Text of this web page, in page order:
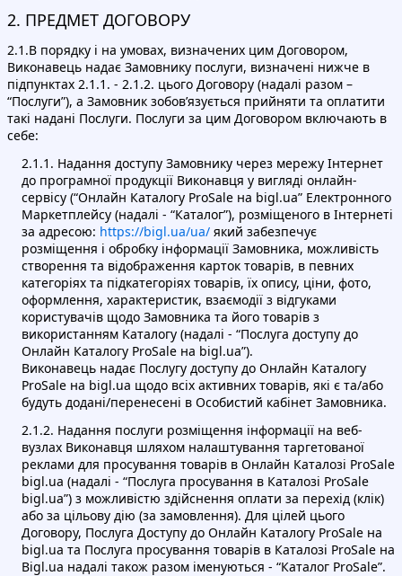
2. ПРЕДМЕТ ДОГОВОРУ
2.1.В порядку і на умовах, визначених цим Договором,
Виконавець надає Замовнику послуги, визначені нижче в
підпунктах 2.1.1. - 2.1.2. цього Договору (надалі разом –
“Послуги”), а Замовник зобов’язується прийняти та оплатити
такі надані Послуги. Послуги за цим Договором включають в
себе:
2.1.1. Надання доступу Замовнику через мережу Інтернет
до програмної продукції Виконавця у вигляді онлайн-
сервісу (“Онлайн Каталогу ProSale на bigl.ua” Електронного
Маркетплейсу (надалі - “Каталог”), розміщеного в Інтернеті
за адресою: https://bigl.ua/ua/ який забезпечує
розміщення і обробку інформації Замовника, можливість
створення та відображення карток товарів, в певних
категоріях та підкатегоріях товарів, їх опису, ціни, фото,
оформлення, характеристик, взаємодії з відгуками
користувачів щодо Замовника та його товарів з
використанням Каталогу (надалі - “Послуга доступу до
Онлайн Каталогу ProSale на bigl.ua”).
Виконавець надає Послугу доступу до Онлайн Каталогу
ProSale на bigl.ua щодо всіх активних товарів, які є та/або
будуть додані/перенесені в Особистий кабінет Замовника.
2.1.2. Надання послуги розміщення інформації на веб-
вузлах Виконавця шляхом налаштування таргетованої
реклами для просування товарів в Онлайн Каталозі ProSale
bigl.ua (надалі - “Послуга просування в Каталозі ProSale
bigl.ua”) з можливістю здійснення оплати за перехід (клік)
або за цільову дію (за замовлення). Для цілей цього
Договору, Послуга Доступу до Онлайн Каталогу ProSale на
bigl.ua та Послуга просування товарів в Каталозі ProSale на
Bigl.ua надалі також разом іменуються - “Каталог ProSale”.